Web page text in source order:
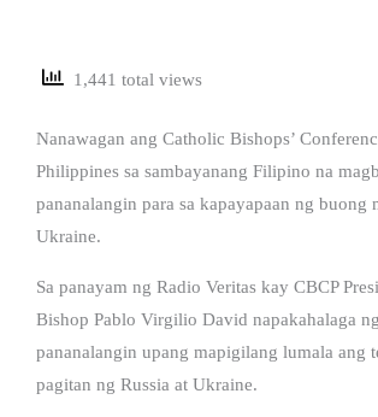
1,441 total views
Nanawagan ang Catholic Bishops’
Philippines sa sambayanang Filipino na
pananalangin para sa kapayapaan ng buong
Ukraine.
Sa panayam ng Radio Veritas kay CBCP
Bishop Pablo Virgilio David napakahalaga
pananalangin upang mapigilang lumala ang
pagitan ng Russia at Ukraine.